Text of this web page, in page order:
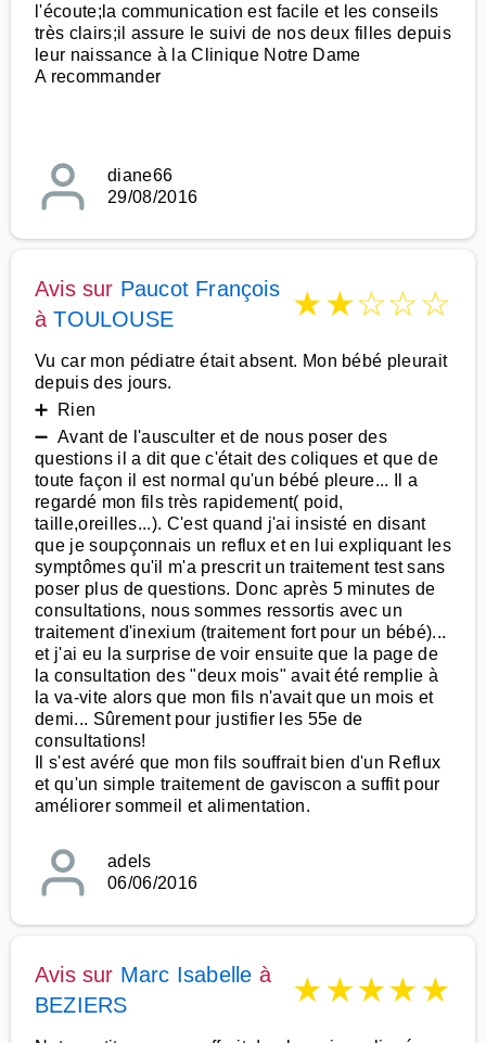
l'écoute;la communication est facile et les conseils
très clairs;il assure le suivi de nos deux filles depuis
leur naissance à la Clinique Notre Dame
A recommander
diane66
29/08/2016
Avis sur Paucot François
àTOULOUSE ★★☆☆☆
Vu car mon pédiatre était absent. Mon bébé pleurait
depuis des jours.
➕ Rien
➖ Avant de l'ausculter et de nous poser des
questions il a dit que c'était des coliques et que de
toute façon il est normal qu'un bébé pleure... Il a
regardé mon fils très rapidement( poid,
taille,oreilles...). C'est quand j'ai insisté en disant
que je soupçonnais un reflux et en lui expliquant les
symptômes qu'il m'a prescrit un traitement test sans
poser plus de questions. Donc après 5 minutes de
consultations, nous sommes ressortis avec un
traitement d'inexium (traitement fort pour un bébé)...
et j'ai eu la surprise de voir ensuite que la page de
la consultation des "deux mois" avait été remplie à
la va-vite alors que mon fils n'avait que un mois et
demi... Sûrement pour justifier les 55e de
consultations!
Il s'est avéré que mon fils souffrait bien d'un Reflux
et qu'un simple traitement de gaviscon a suffit pour
améliorer sommeil et alimentation.
adels
06/06/2016
Avis sur Marc Isabelle à
BEZIERS
★★★★★